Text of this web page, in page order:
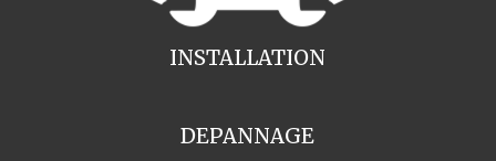
INSTALLATION
DEPANNAGE